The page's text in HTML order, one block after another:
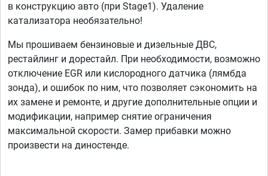
в конструкцию авто (при Stage1). Удаление
катализатора необязательно!
Мы прошиваем бензиновые и дизельные ДВС,
рестайлинг и дорестайл. При необходимости, возможно
отключение EGR или кислородного датчика (лямбда
зонда), и ошибок по ним, что позволяет сэкономить на
их замене и ремонте, и другие дополнительные опции и
модификации, например снятие ограничения
максимальной скорости. Замер прибавки можно
произвести на диностенде.